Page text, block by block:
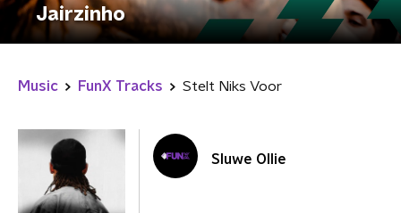
Jairzinho
Music FunX Tracks Stelt Niks Voor
Sluwe Ollie